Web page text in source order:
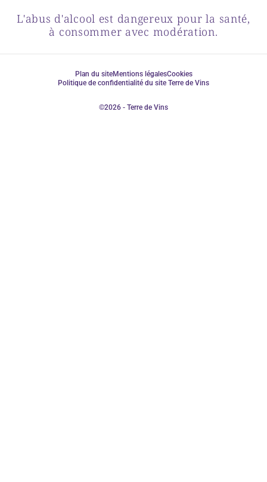
L'abus d'alcool est dangereux pour la santé,
à consommer avec modération.
Plan du siteMentions légalesCookies
Politique de confidentialité du site Terre de Vins
©2026 - Terre de Vins